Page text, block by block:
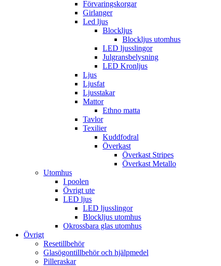
Förvaringskorgar
Girlanger
Led ljus
Blockljus
Blockljus utomhus
LED ljusslingor
Julgransbelysning
LED Kronljus
Ljus
Ljusfat
Ljusstakar
Mattor
Ethno matta
Tavlor
Texilier
Kuddfodral
Överkast
Överkast Stripes
Överkast Metallo
Utomhus
I poolen
Övrigt ute
LED ljus
LED ljusslingor
Blockljus utomhus
Okrossbara glas utomhus
Övrigt
Resetillbehör
Glasögontillbehör och hjälpmedel
Pilleraskar